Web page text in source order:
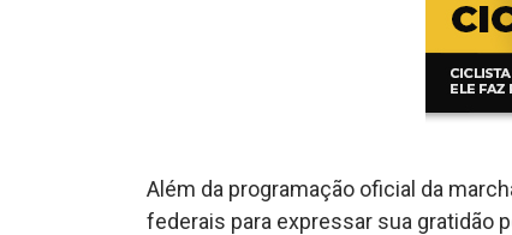
Além da programação oficial da
federais para expressar sua gratidão